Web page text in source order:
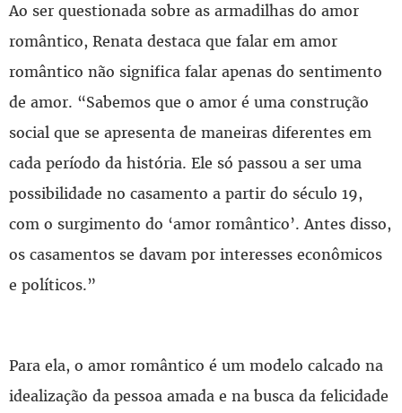
Ao ser questionada sobre as armadilhas do amor
romântico, Renata destaca que falar em amor
romântico não significa falar apenas do sentimento
de amor. “Sabemos que o amor é uma construção
social que se apresenta de maneiras diferentes em
cada período da história. Ele só passou a ser uma
possibilidade no casamento a partir do século 19,
com o surgimento do ‘amor romântico’. Antes disso,
os casamentos se davam por interesses econômicos
e políticos.”
Para ela, o amor romântico é um modelo calcado na
idealização da pessoa amada e na busca da felicidade